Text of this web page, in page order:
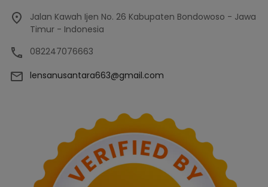
Jalan Kawah Ijen No. 26 Kabupaten Bondowoso - Jawa
Timur - Indonesia
082247076663
lensanusantara663@gmail.com